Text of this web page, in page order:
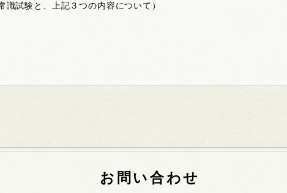
識試験と、上記３つの内容について）
お問い合わせ